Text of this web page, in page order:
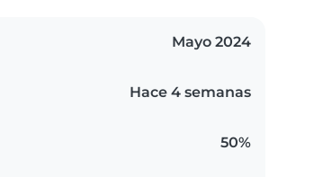
Mayo 2024
Hace 4 semanas
50%